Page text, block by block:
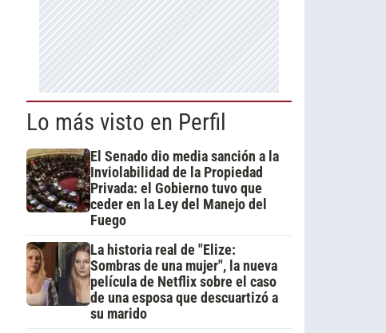
Lo más visto en Perfil
El Senado dio media sanción a la
Inviolabilidad de la Propiedad
Privada: el Gobierno tuvo que
ceder en la Ley del Manejo del
Fuego
La historia real de "Elize:
Sombras de una mujer", la nueva
película de Netflix sobre el caso
de una esposa que descuartizó a
su marido